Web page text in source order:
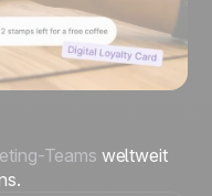
Teams weltweit